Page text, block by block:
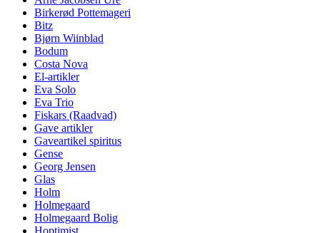
Birkerød Pottemageri
Bitz
Bjørn Wiinblad
Bodum
Costa Nova
El-artikler
Eva Solo
Eva Trio
Fiskars (Raadvad)
Gave artikler
Gaveartikel spiritus
Gense
Georg Jensen
Glas
Holm
Holmegaard
Holmegaard Bolig
Hoptimist